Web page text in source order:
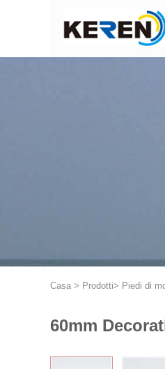
Casa > Prodotti> Piedi di
60mm